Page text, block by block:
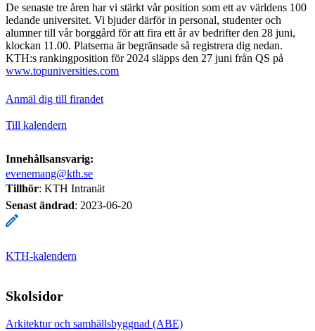
De senaste tre åren har vi stärkt vår position som ett av världens 100
ledande universitet. Vi bjuder därför in personal, studenter och
alumner till vår borggård för att fira ett år av bedrifter den 28 juni,
klockan 11.00. Platserna är begränsade så registrera dig nedan.
KTH:s rankingposition för 2024 släpps den 27 juni från QS på
www.topuniversities.com
Anmäl dig till firandet
Till kalendern
Innehållsansvarig:
evenemang@kth.se
Tillhör: KTH Intranät
Senast ändrad: 2023-06-20
KTH-kalendern
Skolsidor
Arkitektur och samhällsbyggnad (ABE)